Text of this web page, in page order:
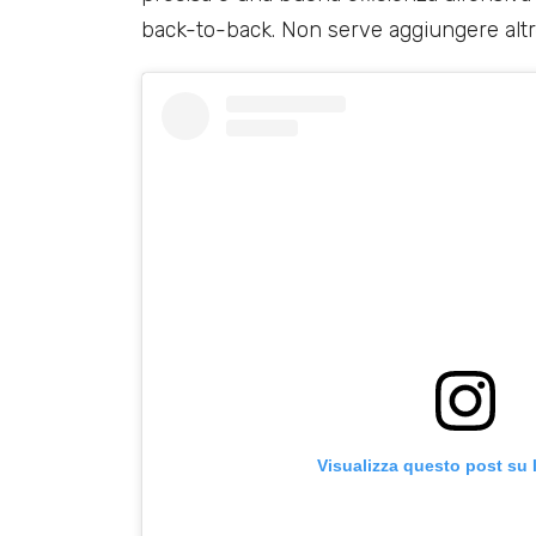
back-to-back. Non serve aggiungere
Visualizza questo post su